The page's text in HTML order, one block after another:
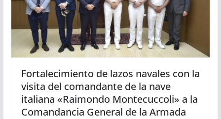
Fortalecimiento de lazos navales con la
visita del comandante de la nave
italiana «Raimondo Montecuccoli» a la
Comandancia General de la Armada